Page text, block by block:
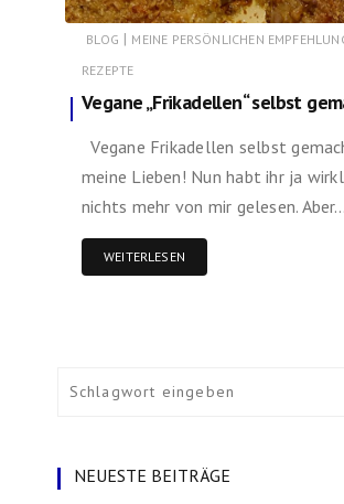
BLOG | MEINE PERSÖNLICHEN
REZEPTE
Vegane „Frikadellen“ selbst
Vegane Frikadellen selbst
meine Lieben! Nun habt ihr ja
nichts mehr von mir gelesen. Aber…
WEITERLESEN
NEUESTE BEITRÄGE